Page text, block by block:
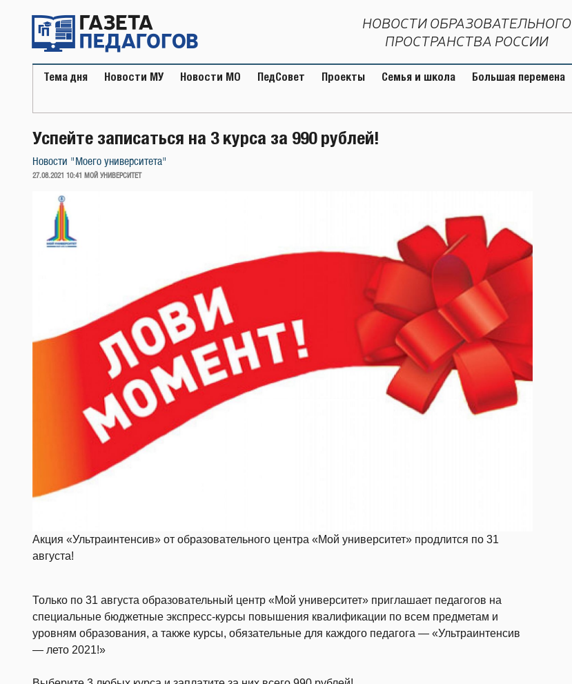
содержимому
НОВОСТИ ОБРАЗОВАТЕЛЬНОГО
ПРОСТРАНСТВА РОССИИ
Тема дня Новости МУ Новости МО ПедСовет Проекты Семья и школа Большая перемена
Успейте записаться на 3 курса за 990 рублей!
Новости "Моего университета"
ОПУБЛИКОВАНО
27.08.2021 10:41 МОЙ УНИВЕРСИТЕТ
Акция «Ультраинтенсив» от образовательного центра «Мой университет» продлится по 31
августа!
Только по 31 августа образовательный центр «Мой университет» приглашает педагогов на
специальные бюджетные экспресс-курсы повышения квалификации по всем предметам и
уровням образования, а также курсы, обязательные для каждого педагога — «Ультраинтенсив
— лето 2021!»